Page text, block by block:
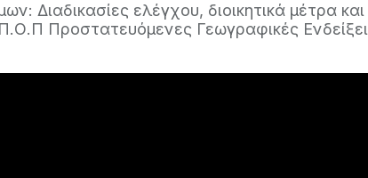
Διαδικασίες ελέγχου, διοικητικά μέτρα
Προστατευόμενες Γεωγραφικές